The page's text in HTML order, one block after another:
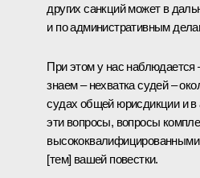
других санкций может в
и по административным
При этом у нас
знаем – нехватка судей –
судах общей юрисдикции и
эти вопросы, вопросы
[тем] вашей повестки.